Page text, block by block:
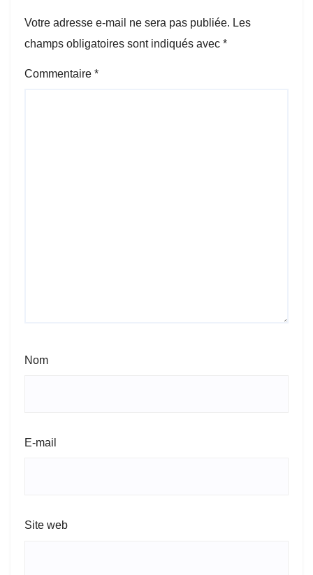
Votre adresse e-mail ne sera pas publiée. Les
champs obligatoires sont indiqués avec *
Commentaire *
Nom
E-mail
Site web